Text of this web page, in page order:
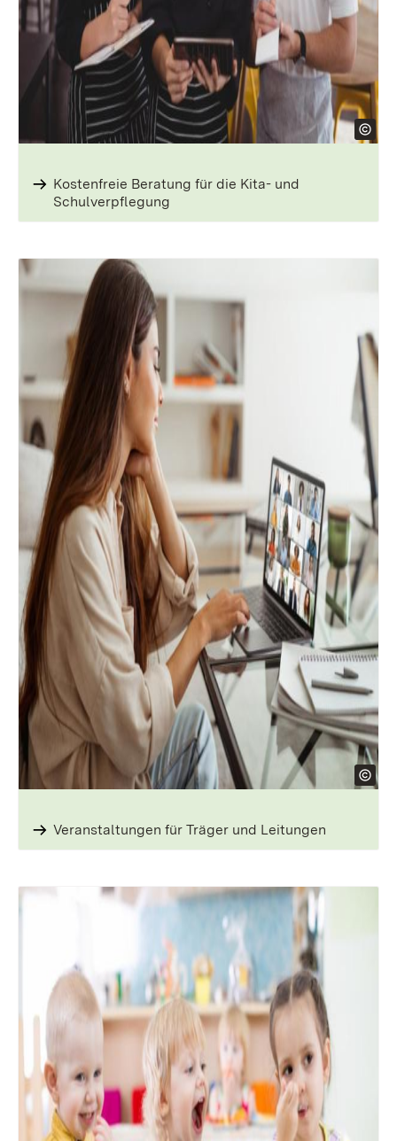
Kostenfreie Beratung für die Kita- und
Schulverpflegung
Veranstaltungen für Träger und Leitungen